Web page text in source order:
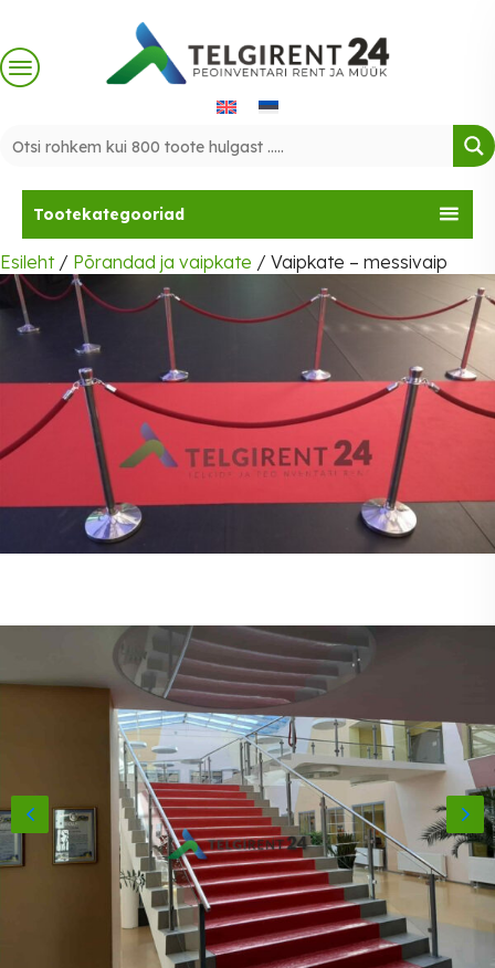
content
Tootekategooriad
Esileht/ Põrandad ja vaipkate / Vaipkate – messivaip